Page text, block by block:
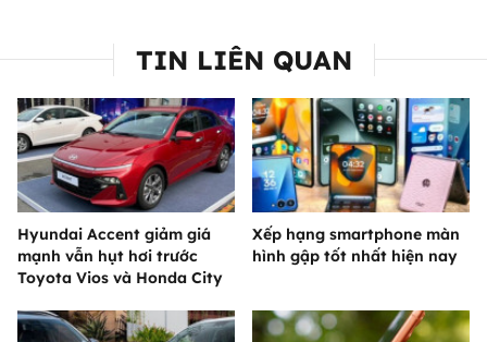
TIN LIÊN QUAN
Hyundai Accent giảm giá
mạnh vẫn hụt hơi trước
Toyota Vios và Honda City
Xếp hạng smartphone màn
hình gập tốt nhất hiện nay